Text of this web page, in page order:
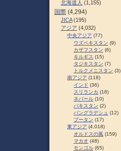
北海道人 (1,155)
国際 (4,294)
JICA(195)
アジア (4,032)
中央アジア (77)
ウズベキスタン (9)
カザフスタン (6)
キルギス (15)
タジキスタン (7)
トルクメニスタン (3)
南アジア (118)
インド (36)
スリランカ (18)
ネパール (10)
パキスタン (2)
バングラデシュ (12)
ブータン (17)
東アジア (4,018)
オルドスの風 (159)
マカオ (48)
モンゴル (65)